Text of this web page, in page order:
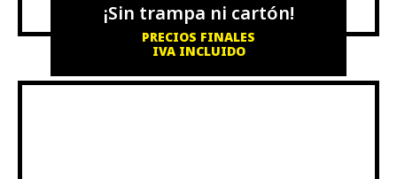
¡Sin trampa ni cartón!
PRECIOS FINALES
IVA INCLUIDO